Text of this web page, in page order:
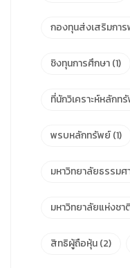
กองทุนส่งเสริมกา
ชิงทุนการศึกษา(1)
ที่นักวิเคราะห์หลักท
พรบหลักทรัพย์(1)
มหาวิทยาลัยธรรม
มหาวิทยาลัยแห่งชา
สิทธิผู้ถือหุ้น(2)